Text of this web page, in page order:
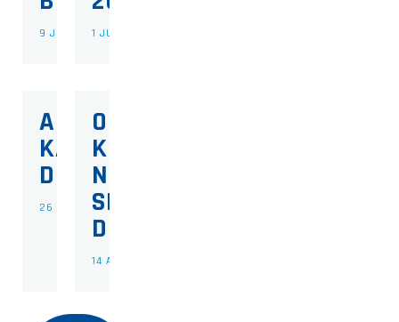
9 JUNI 20261 JUNI 2026
ALLESBESLISSENDE
KAMPIOENSWEDSTRIJD
DOS-WK 1
26 MEI 2026
OMA’S
KEUKEN
NIEUWE
SPONSOR
DOS-WK
14 APRIL 2026